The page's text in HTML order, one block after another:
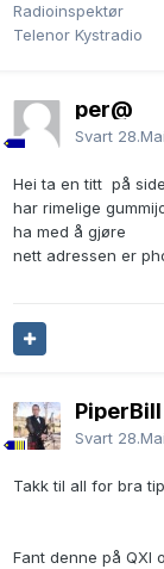
Radioinspektør
Telenor Kystradio
per@
Svart
Hei ta en titt på
har rimelige
ha med å gjøre
nett adressen er
PiperBill
Svart
Takk til all for bra
Fant denne på QXl